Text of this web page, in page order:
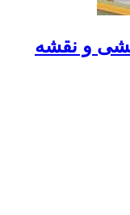
و نقشه